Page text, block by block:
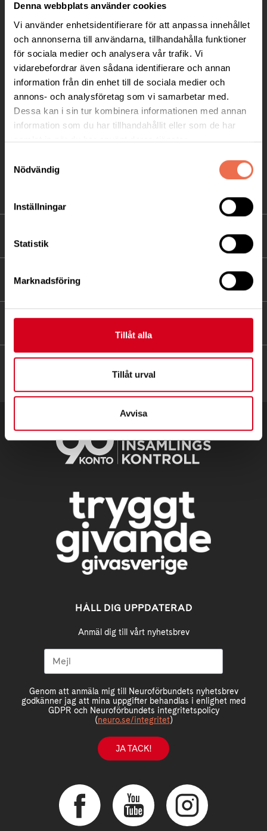
Denna webbplats använder cookies
Vi använder enhetsidentifierare för att anpassa innehållet
och annonserna till användarna, tillhandahålla funktioner
för sociala medier och analysera vår trafik. Vi
vidarebefordrar även sådana identifierare och annan
information från din enhet till de sociala medier och
annons- och analysföretag som vi samarbetar med.
Dessa kan i sin tur kombinera informationen med annan
information som du har tillhandahållit eller som de har
samlat in när du har använt deras tjänster.
Nödvändig
Inställningar
Statistik
Marknadsföring
Tillåt alla
Tillåt urval
Avvisa
Ågatan 12 C, 172 62 Sundbyberg
Telefon:08-677 70 10
Box 4086
171 04 Solna
info@neuro.se
PG 90 10 07-5 | BG 901-0075 | Swishgåva 90 100
FÖR MEDLEMMAR
HÅLL DIG UPPDATERAD
Anmäl dig till vårt nyhetsbrev
Genom att anmäla mig till Neuroförbundets nyhetsbrev
godkänner jag att mina uppgifter behandlas i enlighet med
GDPR och Neuroförbundets integritetspolicy
(neuro.se/integritet)
JA TACK!